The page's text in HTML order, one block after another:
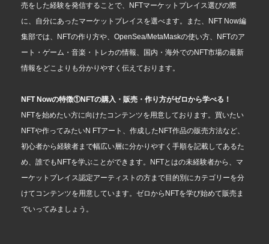
売をした経験を発信することで、NFTマーケットプレイス選びの際
に、自分にあったマーケットプレイスを選べます。また、NFT Now編
集部では、NFTの作り方や、OpenSea/MetaMaskの使い方、NFTのア
ート・ゲーム・音楽・トレカの情報、国内・海外でのNFT市場の最新
情報をどこよりも分かりやすく伝えております。
NFT Nowの特徴①NFTの購入・販売・作り方がゼロから学べる！
NFTを始めたい方に向けたコンテンツを用意しております。買いたい
NFTや作ってみたいN FTアート、作成したNFT作品の販売方法など、
初心者から経験者まで幅広い層に分かりやすく手順を記載してあるた
め、誰でもNFTを学ぶことができます。NFTとはの未経験者から、マ
ーケットプレイス認定アーティストの方まで目的別にカテゴリーを分
けてコンテンツを用意しています。ゼロからNFTを学び始めて販売ま
でいってみましょう。